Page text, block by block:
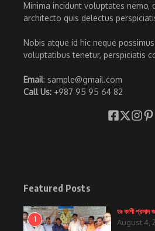
Minima incidunt voluptates nemo,
architecto quis delectus
Nobis atque id hic neque
voluptatibus tenetur, perspiciatis
Email: sample@gmail.com
Call Us: +987 95 95 64 82
Featured Posts
1
ডঃ কাশী প্রসাদ
August 4,